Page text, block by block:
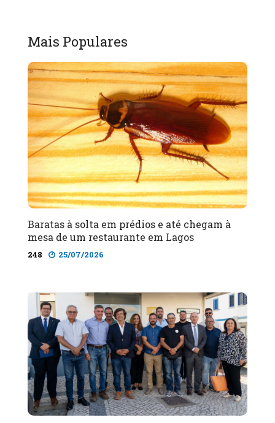
Mais Populares
Baratas à solta em prédios e até chegam à
mesa de um restaurante em Lagos
248 25/07/2026